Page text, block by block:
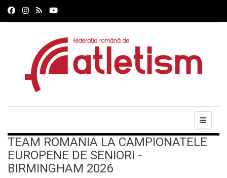
TEAM ROMANIA LA CAMPIONATELE
EUROPENE DE SENIORI -
BIRMINGHAM 2026